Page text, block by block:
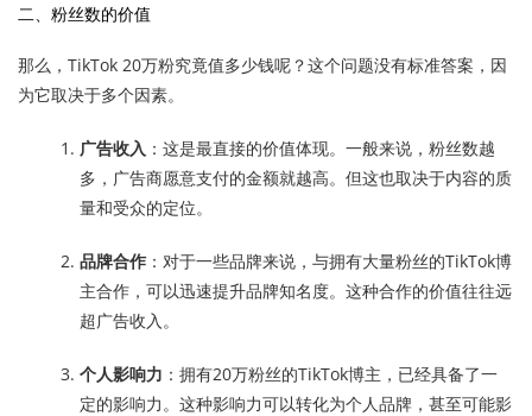
二、粉丝数的价值
那么，TikTok 20万粉究竟值多少钱呢？这个问题没有标准答案，因
为它取决于多个因素。
广告收入 ：这是最直接的价值体现。一般来说，粉丝数越
多，广告商愿意支付的金额就越高。但这也取决于内容的质
量和受众的定位。
品牌合作 ：对于一些品牌来说，与拥有大量粉丝的TikTok博
主合作，可以迅速提升品牌知名度。这种合作的价值往往远
超广告收入。
个人影响力 ：拥有20万粉丝的TikTok博主，已经具备了一
定的影响力。这种影响力可以转化为个人品牌，甚至可能影